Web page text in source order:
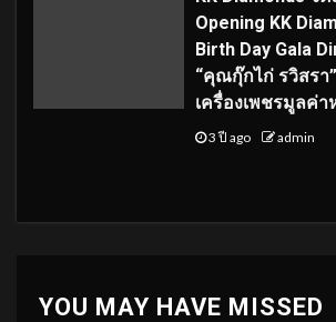
Opening KK
Birth Day Gala
“คุณกุ๊กไก่ รวิสรา
เครื่องเพชรมูลค่
3 ปี ago admin
YOU MAY HAVE MISSED